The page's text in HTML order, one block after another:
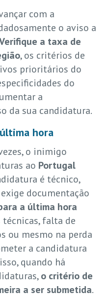
com a
o aviso a
a taxa de
, os critérios de
prioritários do
do
a
da sua candidatura.
hora
o inimigo
ao Portugal
é técnico,
documentação
a última hora
falta de
ou mesmo na perda
a candidatura
quando há
o critério de
a ser submetida.